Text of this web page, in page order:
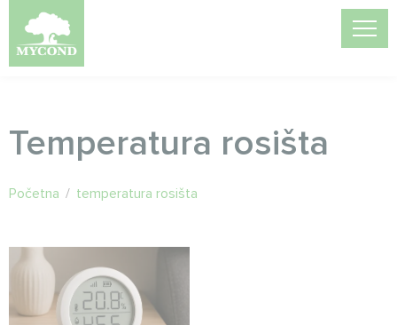
Temperatura rosišta
Početna / temperatura rosišta